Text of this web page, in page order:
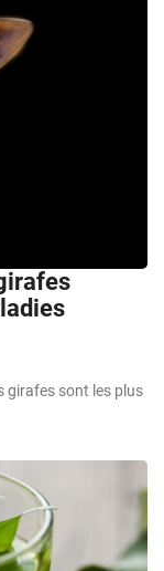
girafes sont les plus